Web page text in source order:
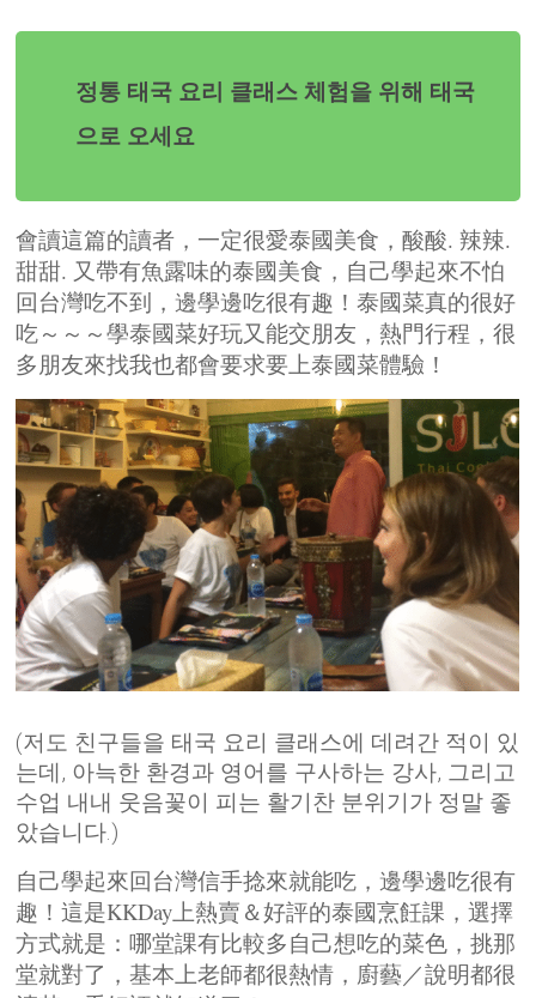
정통 태국 요리 클래스 체험을 위해 태국
으로 오세요
會讀這篇的讀者，一定很愛泰國美食，酸酸. 辣辣.
甜甜. 又帶有魚露味的泰國美食，自己學起來不怕
回台灣吃不到，邊學邊吃很有趣！泰國菜真的很好
吃～～～學泰國菜好玩又能交朋友，熱門行程，很
多朋友來找我也都會要求要上泰國菜體驗！
(저도 친구들을 태국 요리 클래스에 데려간 적이 있
는데, 아늑한 환경과 영어를 구사하는 강사, 그리고
수업 내내 웃음꽃이 피는 활기찬 분위기가 정말 좋
았습니다.)
自己學起來回台灣信手捻來就能吃，邊學邊吃很有
趣！這是KKDay上熱賣＆好評的泰國烹飪課，選擇
方式就是：哪堂課有比較多自己想吃的菜色，挑那
堂就對了，基本上老師都很熱情，廚藝／說明都很